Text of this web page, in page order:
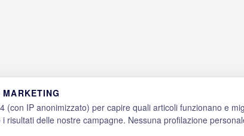
(con IP anonimizzato) per capire quali articoli funzionano e
risultati delle nostre campagne. Nessuna profilazione